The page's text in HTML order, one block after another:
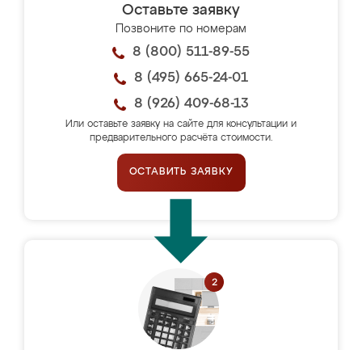
Оставьте заявку
Позвоните по номерам
8 (800) 511-89-55
8 (495) 665-24-01
8 (926) 409-68-13
Или оставьте заявку на сайте для консультации и
предварительного расчёта стоимости.
ОСТАВИТЬ ЗАЯВКУ